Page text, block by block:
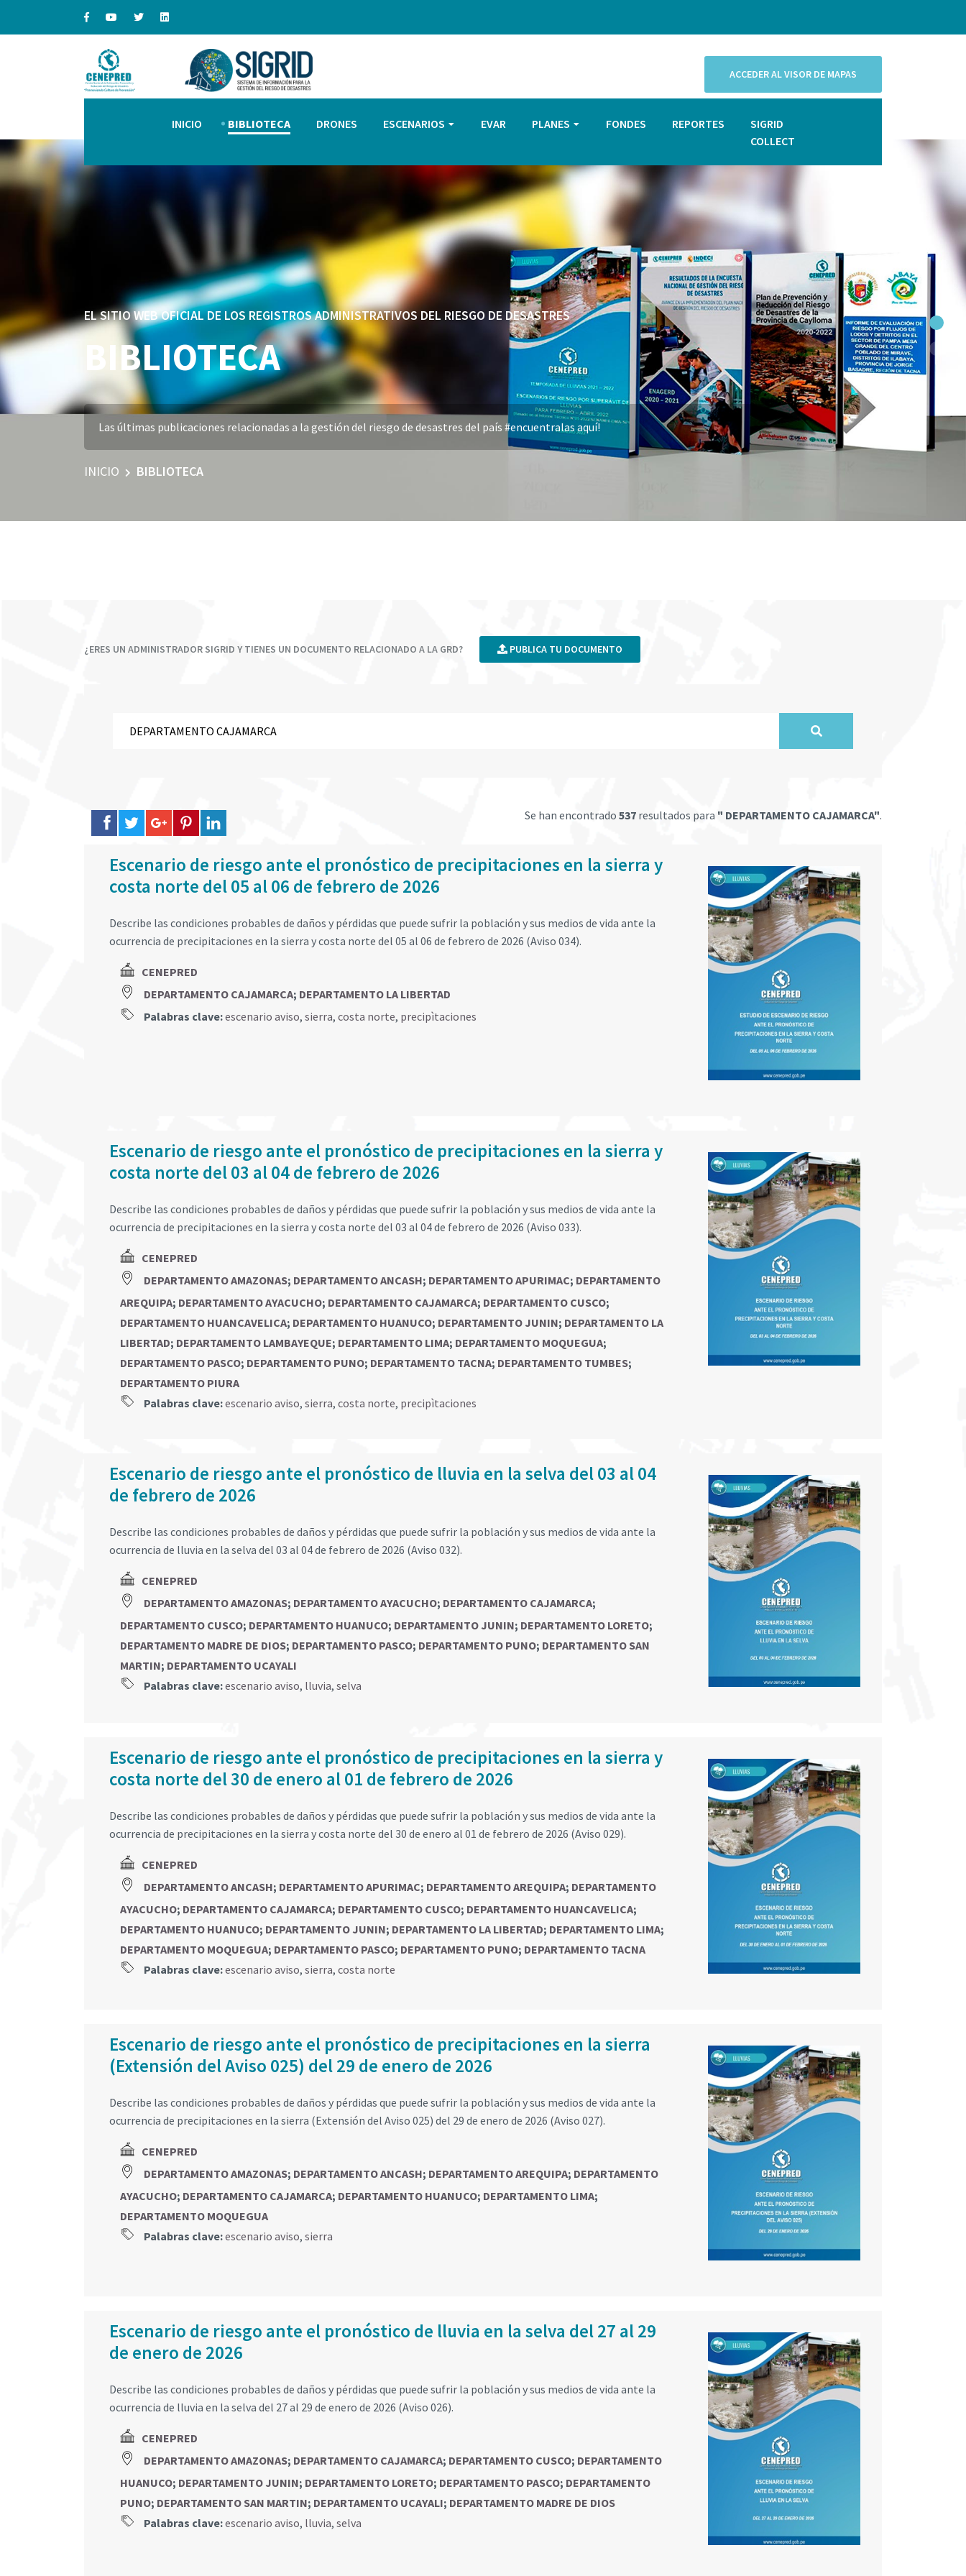
ACCEDER AL VISOR DE MAPAS
INICIO BIBLIOTECA DRONES ESCENARIOS EVAR PLANES FONDES REPORTES
SIGRID
COLLECT
EL SITIO WEB OFICIAL DE LOS REGISTROS ADMINISTRATIVOS DEL RIESGO DE DESASTRES
BIBLIOTECA
Las últimas publicaciones relacionadas a la gestión del riesgo de desastres del país #encuentralas aquí!
INICIO BIBLIOTECA
¿ERES UN ADMINISTRADOR SIGRID Y TIENES UN DOCUMENTO RELACIONADO A LA GRD? PUBLICA TU DOCUMENTO
Se han encontrado 537 resultados para " DEPARTAMENTO CAJAMARCA".
Escenario de riesgo ante el pronóstico de precipitaciones en la sierra y
costa norte del 05 al 06 de febrero de 2026
Describe las condiciones probables de daños y pérdidas que puede sufrir la población y sus medios de vida ante la
ocurrencia de precipitaciones en la sierra y costa norte del 05 al 06 de febrero de 2026 (Aviso 034).
CENEPRED
DEPARTAMENTO CAJAMARCA; DEPARTAMENTO LA LIBERTAD
Palabras clave:escenario aviso, sierra, costa norte, precipìtaciones
Escenario de riesgo ante el pronóstico de precipitaciones en la sierra y
costa norte del 03 al 04 de febrero de 2026
Describe las condiciones probables de daños y pérdidas que puede sufrir la población y sus medios de vida ante la
ocurrencia de precipitaciones en la sierra y costa norte del 03 al 04 de febrero de 2026 (Aviso 033).
CENEPRED
DEPARTAMENTO AMAZONAS; DEPARTAMENTO ANCASH; DEPARTAMENTO APURIMAC; DEPARTAMENTO
AREQUIPA; DEPARTAMENTO AYACUCHO; DEPARTAMENTO CAJAMARCA; DEPARTAMENTO CUSCO;
DEPARTAMENTO HUANCAVELICA; DEPARTAMENTO HUANUCO; DEPARTAMENTO JUNIN; DEPARTAMENTO LA
LIBERTAD; DEPARTAMENTO LAMBAYEQUE; DEPARTAMENTO LIMA; DEPARTAMENTO MOQUEGUA;
DEPARTAMENTO PASCO; DEPARTAMENTO PUNO; DEPARTAMENTO TACNA; DEPARTAMENTO TUMBES;
DEPARTAMENTO PIURA
Palabras clave:escenario aviso, sierra, costa norte, precipìtaciones
Escenario de riesgo ante el pronóstico de lluvia en la selva del 03 al 04
de febrero de 2026
Describe las condiciones probables de daños y pérdidas que puede sufrir la población y sus medios de vida ante la
ocurrencia de lluvia en la selva del 03 al 04 de febrero de 2026 (Aviso 032).
CENEPRED
DEPARTAMENTO AMAZONAS; DEPARTAMENTO AYACUCHO; DEPARTAMENTO CAJAMARCA;
DEPARTAMENTO CUSCO; DEPARTAMENTO HUANUCO; DEPARTAMENTO JUNIN; DEPARTAMENTO LORETO;
DEPARTAMENTO MADRE DE DIOS; DEPARTAMENTO PASCO; DEPARTAMENTO PUNO; DEPARTAMENTO SAN
MARTIN; DEPARTAMENTO UCAYALI
Palabras clave:escenario aviso, lluvia, selva
Escenario de riesgo ante el pronóstico de precipitaciones en la sierra y
costa norte del 30 de enero al 01 de febrero de 2026
Describe las condiciones probables de daños y pérdidas que puede sufrir la población y sus medios de vida ante la
ocurrencia de precipitaciones en la sierra y costa norte del 30 de enero al 01 de febrero de 2026 (Aviso 029).
CENEPRED
DEPARTAMENTO ANCASH; DEPARTAMENTO APURIMAC; DEPARTAMENTO AREQUIPA; DEPARTAMENTO
AYACUCHO; DEPARTAMENTO CAJAMARCA; DEPARTAMENTO CUSCO; DEPARTAMENTO HUANCAVELICA;
DEPARTAMENTO HUANUCO; DEPARTAMENTO JUNIN; DEPARTAMENTO LA LIBERTAD; DEPARTAMENTO LIMA;
DEPARTAMENTO MOQUEGUA; DEPARTAMENTO PASCO; DEPARTAMENTO PUNO; DEPARTAMENTO TACNA
Palabras clave:escenario aviso, sierra, costa norte
Escenario de riesgo ante el pronóstico de precipitaciones en la sierra
(Extensión del Aviso 025) del 29 de enero de 2026
Describe las condiciones probables de daños y pérdidas que puede sufrir la población y sus medios de vida ante la
ocurrencia de precipitaciones en la sierra (Extensión del Aviso 025) del 29 de enero de 2026 (Aviso 027).
CENEPRED
DEPARTAMENTO AMAZONAS; DEPARTAMENTO ANCASH; DEPARTAMENTO AREQUIPA; DEPARTAMENTO
AYACUCHO; DEPARTAMENTO CAJAMARCA; DEPARTAMENTO HUANUCO; DEPARTAMENTO LIMA;
DEPARTAMENTO MOQUEGUA
Palabras clave:escenario aviso, sierra
Escenario de riesgo ante el pronóstico de lluvia en la selva del 27 al 29
de enero de 2026
Describe las condiciones probables de daños y pérdidas que puede sufrir la población y sus medios de vida ante la
ocurrencia de lluvia en la selva del 27 al 29 de enero de 2026 (Aviso 026).
CENEPRED
DEPARTAMENTO AMAZONAS; DEPARTAMENTO CAJAMARCA; DEPARTAMENTO CUSCO; DEPARTAMENTO
HUANUCO; DEPARTAMENTO JUNIN; DEPARTAMENTO LORETO; DEPARTAMENTO PASCO; DEPARTAMENTO
PUNO; DEPARTAMENTO SAN MARTIN; DEPARTAMENTO UCAYALI; DEPARTAMENTO MADRE DE DIOS
Palabras clave:escenario aviso, lluvia, selva